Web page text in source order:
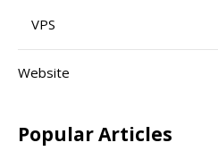
VPS
Website
Popular Articles